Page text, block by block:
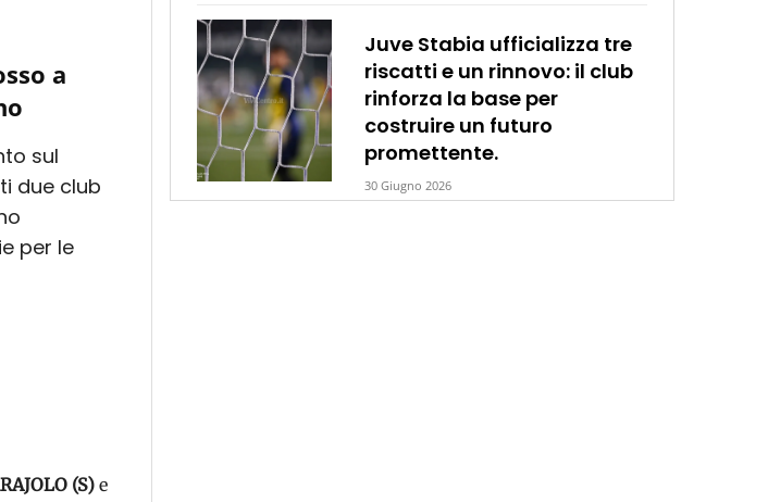
Juve Stabia ufficializza tre
riscatti e un rinnovo: il club
rinforza la base per
costruire un futuro
promettente.
30 Giugno 2026
a
sul
due club
per le
(S) e